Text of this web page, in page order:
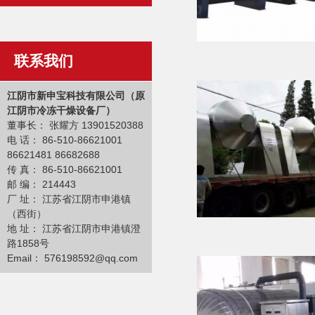
联系我们
江阴市新申宝科技有限公司（原
江阴市冷冻干燥设备厂）
董事长： 张耀方 13901520388
电 话： 86-510-86621001
86621481 86682688
传 真： 86-510-86621001
邮 编： 214443
厂 址： 江苏省江阴市申港镇
（西街）
地 址： 江苏省江阴市申港镇澄
路1858号
Email ： 576198592@qq.com